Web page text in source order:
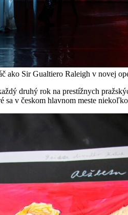
Sir Gualtiero Raleigh v novej
druhý rok na prestížnych
v českom hlavnom meste